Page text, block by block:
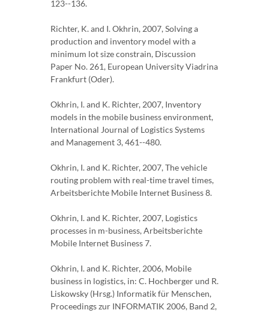
123--136.
Richter, K. and I. Okhrin, 2007, Solving a
production and inventory model with a
minimum lot size constrain, Discussion
Paper No. 261, European University Viadrina
Frankfurt (Oder).
Okhrin, I. and K. Richter, 2007, Inventory
models in the mobile business environment,
International Journal of Logistics Systems
and Management 3, 461--480.
Okhrin, I. and K. Richter, 2007, The vehicle
routing problem with real-time travel times,
Arbeitsberichte Mobile Internet Business 8.
Okhrin, I. and K. Richter, 2007, Logistics
processes in m-business, Arbeitsberichte
Mobile Internet Business 7.
Okhrin, I. and K. Richter, 2006, Mobile
business in logistics, in: C. Hochberger und R.
Liskowsky (Hrsg.) Informatik für Menschen,
Proceedings zur INFORMATIK 2006, Band 2,